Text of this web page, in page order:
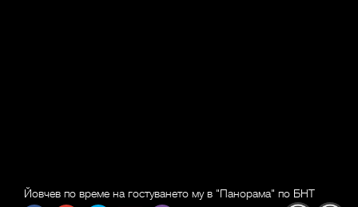
Йовчев по време на гостуването му в "Панорама" по БНТ